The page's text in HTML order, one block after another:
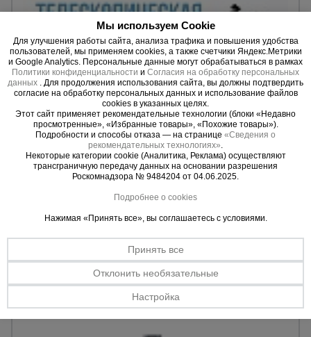
3 отзыва
Стойка телескопическая для опалубки 4.5 м
Min. высота:
2,96 м.
Max. высота:
13033 ₸.
Мы используем Cookie
Для улучшения работы сайта, анализа трафика и повышения удобства
пользователей, мы применяем cookies, а также счетчики Яндекс.Метрики
и Google Analytics. Персональные данные могут обрабатываться в рамках
Политики конфиденциальности и Согласия на обработку персональных
данных . Для продолжения использования сайта, вы должны подтвердить
согласие на обработку персональных данных и использование файлов
cookies в указанных целях.
Этот сайт применяет рекомендательные технологии (блоки «Недавно
просмотренные», «Избранные товары», «Похожие товары»).
Подробности и способы отказа — на странице «Сведения о
рекомендательных технологиях».
Некоторые категории cookie (Аналитика, Реклама) осуществляют
трансграничную передачу данных на основании разрешения
Роскомнадзора № 9484204 от 04.06.2025.
Подробнее о cookies
Нажимая «Принять все», вы соглашаетесь с условиями.
Принять все
Отклонить необязательные
Настройка